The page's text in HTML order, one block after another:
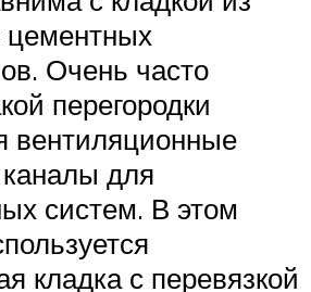
цементных
Очень часто
перегородки
вентиляционные
для
систем. В этом
кладка с перевязкой